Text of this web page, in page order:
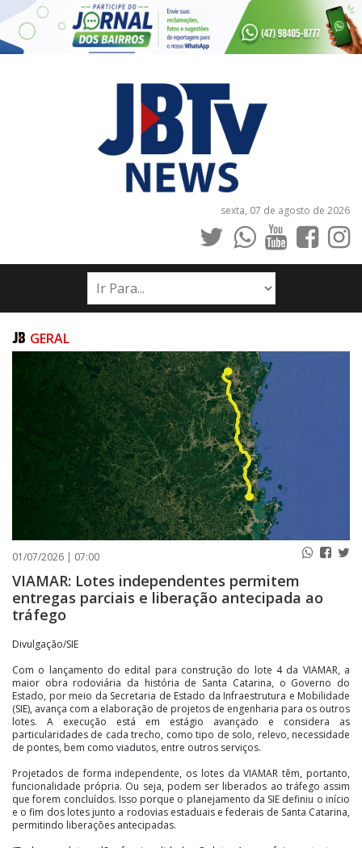
sexta, 07 de agosto de 2026
INÍCIO
NOTÍCIAS
PUBLICAÇÕES LEGAIS
CONTATO
GERAL
01/07/2026 | 07:00
VIAMAR: Lotes independentes permitem
entregas parciais e liberação antecipada ao
tráfego
Divulgação/SIE
Com o lançamento do edital para construção do lote 4 da VIAMAR, a
maior obra rodoviária da história de Santa Catarina, o Governo do
Estado, por meio da Secretaria de Estado da Infraestrutura e Mobilidade
(SIE), avança com a elaboração de projetos de engenharia para os outros
lotes. A execução está em estágio avançado e considera as
particularidades de cada trecho, como tipo de solo, relevo, necessidade
de pontes, bem como viadutos, entre outros serviços.
Projetados de forma independente, os lotes da VIAMAR têm, portanto,
funcionalidade própria. Ou seja, podem ser liberados ao tráfego assim
que forem concluídos. Isso porque o planejamento da SIE definiu o início
e o fim dos lotes junto a rodovias estaduais e federais de Santa Catarina,
permitindo liberações antecipadas.